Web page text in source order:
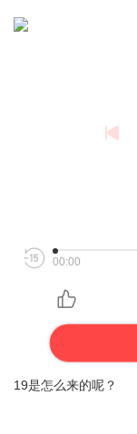
00:00
19是怎么来的呢？